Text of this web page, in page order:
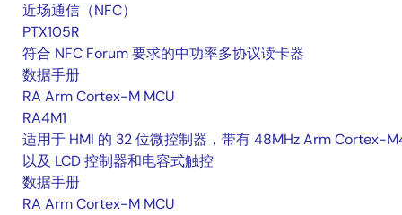
近场通信（NFC）
PTX105R
符合 NFC Forum 要求的中功率多协议读卡器
数据手册
RA Arm Cortex-M MCU
RA4M1
适用于 HMI 的 32 位微控制器，带有 48MHz Arm Cortex-
以及 LCD 控制器和电容式触控
数据手册
RA Arm Cortex-M MCU